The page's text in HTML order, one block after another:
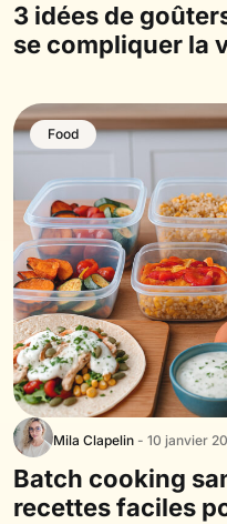
3 idées de
se compliquer la
Food
Mila Clapelin - 10 janvier
Batch cooking
recettes faciles